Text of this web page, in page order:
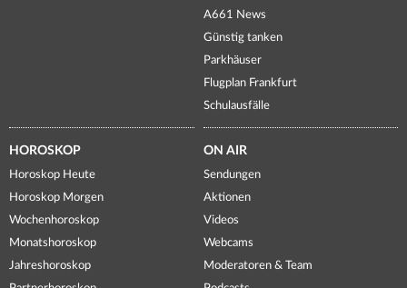
A661 News
Günstig tanken
Parkhäuser
Flugplan Frankfurt
Schulausfälle
HOROSKOP
Horoskop Heute
Horoskop Morgen
Wochenhoroskop
Monatshoroskop
Jahreshoroskop
ON AIR
Sendungen
Aktionen
Videos
Webcams
Moderatoren & Team